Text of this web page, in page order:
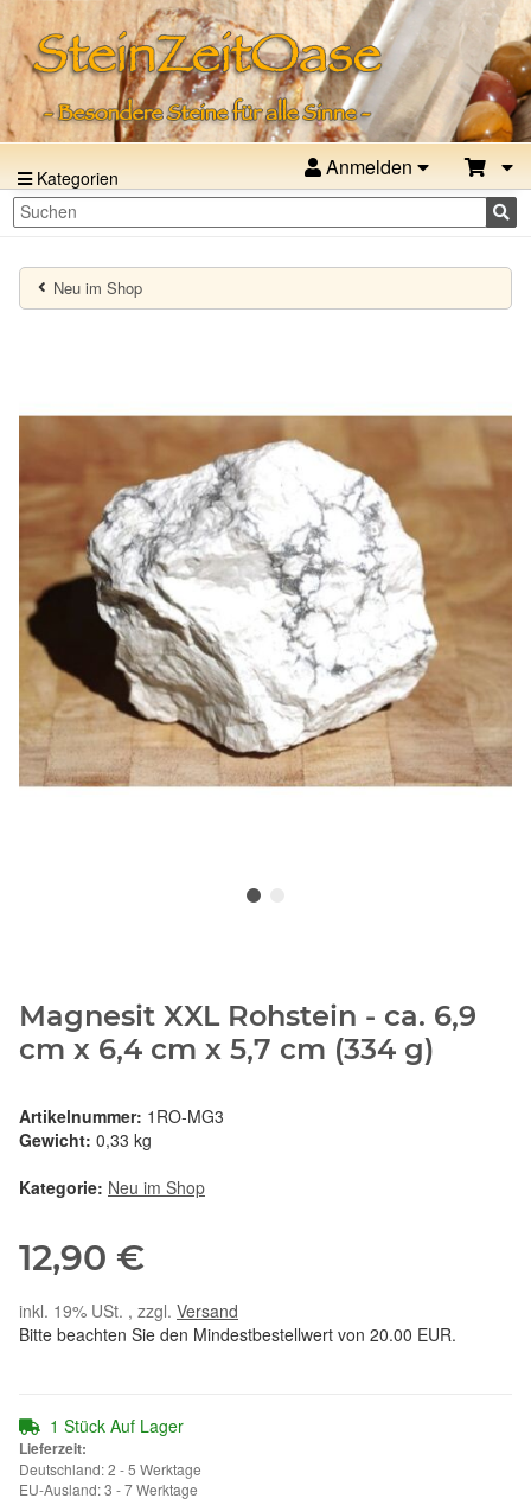
Kategorien Anmelden
Neu im Shop
Magnesit XXL Rohstein - ca. 6,9
cm x 6,4 cm x 5,7 cm (334 g)
Artikelnummer: 1RO-MG3
Gewicht: 0,33 kg
Kategorie: Neu im Shop
12,90 €
inkl. 19% USt. , zzgl. Versand
Bitte beachten Sie den Mindestbestellwert von 20.00 EUR.
1 Stück Auf Lager
Lieferzeit:
Deutschland: 2 - 5 Werktage
EU-Ausland: 3 - 7 Werktage